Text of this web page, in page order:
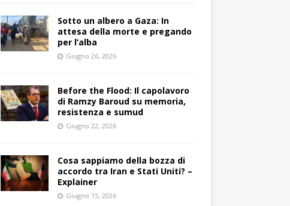
Sotto un albero a Gaza: In
attesa della morte e pregando
per l’alba
Giugno 26, 2026
Before the Flood: Il capolavoro
di Ramzy Baroud su memoria,
resistenza e sumud
Giugno 22, 2026
Cosa sappiamo della bozza di
accordo tra Iran e Stati Uniti? –
Explainer
Giugno 15, 2026